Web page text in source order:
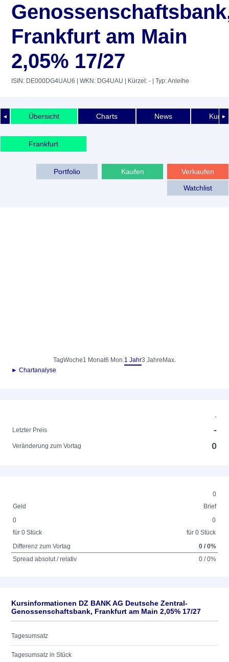
Frankfurt am Main
2,05% 17/27
ISIN: DE000DG4UAU6 | WKN: DG4UAU | Kürzel: - | Typ: Anleihe
◄ ►
Übersicht Charts News
Frankfurt
Verkaufen
Kaufen
Portfolio
Watchlist
TagWoche1 Monat6 Mon.1 Jahr3 Jahre Max.
► Chartanalyse
-
Letzter Preis
-
Veränderung zum Vortag 0
0
Geld
Brief
0
für 0 Stück
0
für 0 Stück
Differenz zum Vortag
0 / 0%
Spread absolut / relativ
0 / 0%
Kursinformationen DZ BANK AG Deutsche Zentral-
Genossenschaftsbank, Frankfurt am Main 2,05% 17/27
Tagesumsatz
Tagesumsatz in Stück